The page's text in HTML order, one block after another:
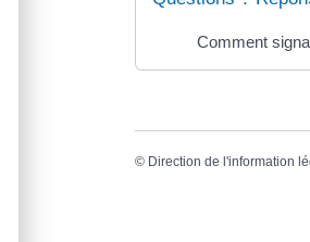
Comment
© Direction de l'information